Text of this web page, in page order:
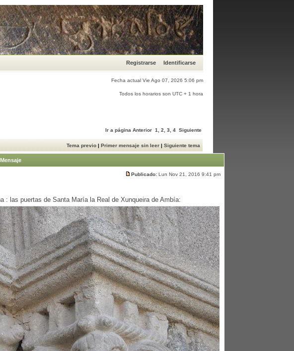
Registrarse Identificarse
Fecha actual Vie Ago 07, 2026 5:06 pm
Todos los horarios son UTC + 1 hora
Ir a página Anterior 1 2 3 4 Siguiente
Tema previo | Primer mensaje sin leer | Siguiente tema
Mensaje
Publicado: Lun Nov 21, 2016 9:41 pm
: las puertas de Santa María la Real de Xunqueira de Ambía: